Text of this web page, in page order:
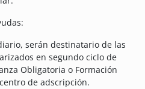
serán destinatario de las
en segundo ciclo de
Obligatoria o Formación
de adscripción.